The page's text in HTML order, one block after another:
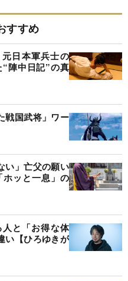
すすめ
元日本軍兵士の
陣中日記”の真
戦国武将」ワー
い」亡父の願い
ッと一息」の
と「お得な体
い【ひろゆきが